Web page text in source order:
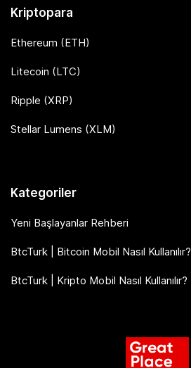
Kriptopara
Ethereum (ETH)
Litecoin (LTC)
Ripple (XRP)
Stellar Lumens (XLM)
Kategoriler
Yeni Başlayanlar Rehberi
BtcTurk | Bitcoin Mobil Nasıl Kullanılır?
BtcTurk | Kripto Mobil Nasıl Kullanılır?